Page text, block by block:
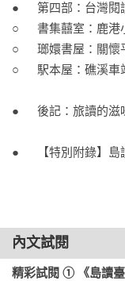
無限可能。
◎實地採訪寫作與田
本書走訪多家獨立
間。無論你是愛書
◎跟著作者探訪獨立
錄單元「店主私房書
坑，拓展閱讀的品味
●	第四部：台灣閱讀風景線的多元樣貌
○	書集囍室：鹿港小鎮古色古香的老屋風情畫
○	瑯嬛書屋：關懷平權與弱勢的性別主題書店
○	駅本屋：礁溪車站旁可足浴閱讀的溫泉書店
●	後記：旅讀的滋味番外篇。
●	【特別附錄】
內文試閱
精彩試閱 ① 《島讀